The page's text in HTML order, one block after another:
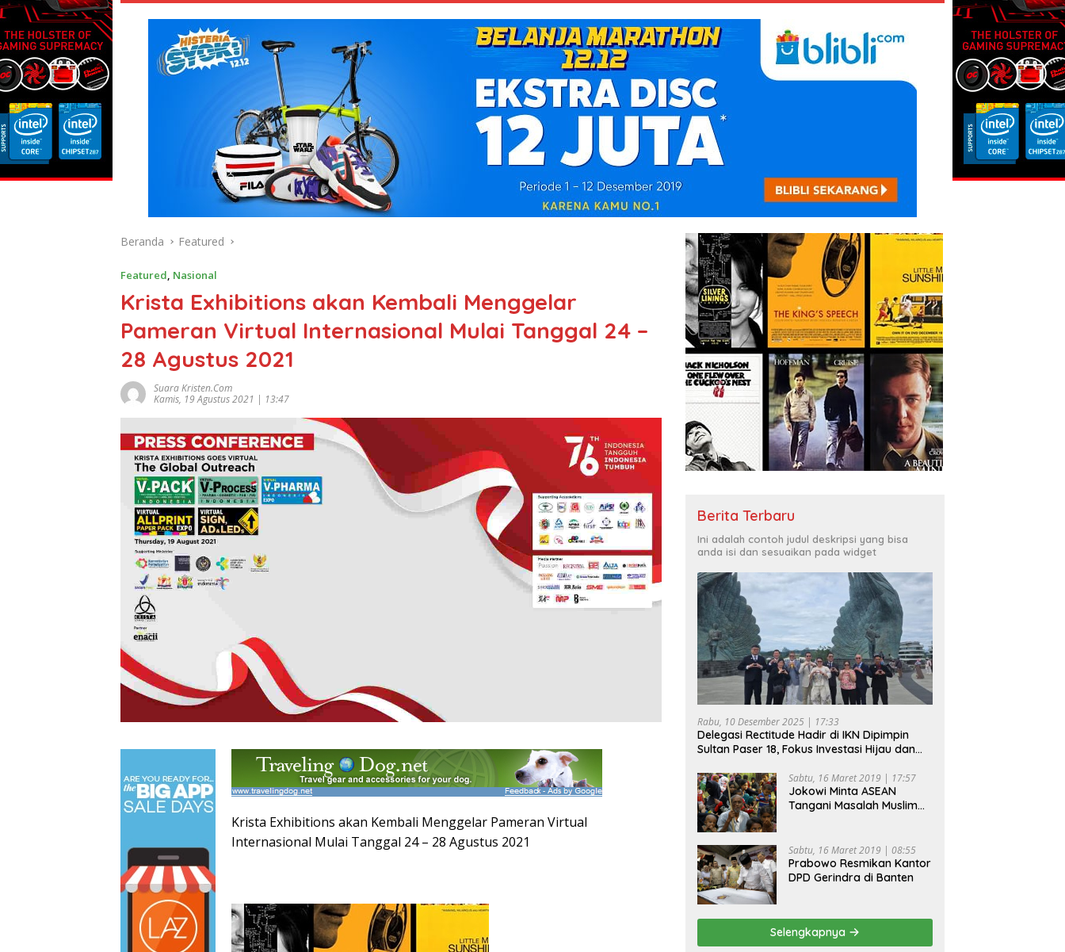
Beranda Featured
Featured, Nasional
Krista Exhibitions akan Kembali Menggelar
Pameran Virtual Internasional Mulai Tanggal 24 –
28 Agustus 2021
Suara Kristen.com
Kamis, 19 Agustus 2021 | 13:47
Krista Exhibitions akan Kembali Menggelar Pameran Virtual
Internasional Mulai Tanggal 24 – 28 Agustus 2021
Berita Terbaru
Ini adalah contoh judul deskripsi yang bisa
anda isi dan sesuaikan pada widget
Rabu, 10 Desember 2025 | 17:33
Delegasi Rectitude Hadir di IKN Dipimpin
Sultan Paser 18, Fokus Investasi Hijau dan
Sabtu, 16 Maret 2019 | 17:57
Jokowi Minta ASEAN
Tangani Masalah Muslim
Sabtu, 16 Maret 2019 | 08:55
Prabowo Resmikan Kantor
DPD Gerindra di Banten
Selengkapnya